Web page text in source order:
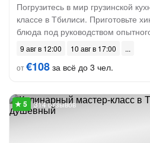
Погрузитесь в мир грузинской
классе в Тбилиси. Приготовьте
блюда под руководством
9 авг в 12:00
10 авг в 17:00
от€108 за всё до 3 чел.
314 отзывов